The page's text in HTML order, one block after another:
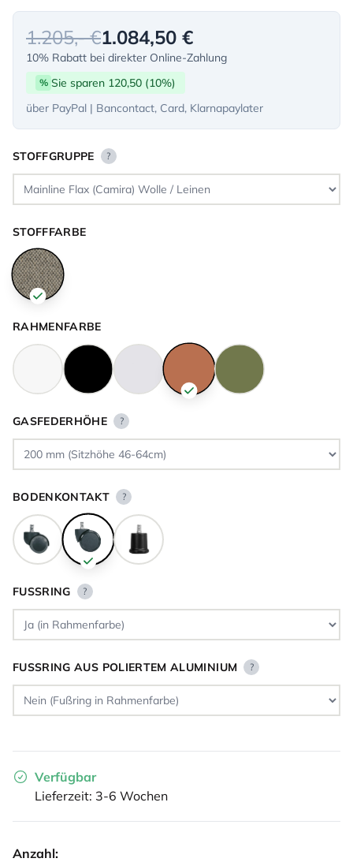
1.205,- €1.084,50 €
10% Rabatt bei direkter Online-Zahlung
% Sie sparen 120,50 (10%)
über PayPal | Bancontact, Card, Klarnapaylater
STOFFGRUPPE ?
STOFFFARBE
RAHMENFARBE
GASFEDERHÖHE ?
BODENKONTAKT ?
FUSSRING ?
FUSSRING AUS POLIERTEM ALUMINIUM ?
Verfügbar
Lieferzeit: 3-6 Wochen
Anzahl: